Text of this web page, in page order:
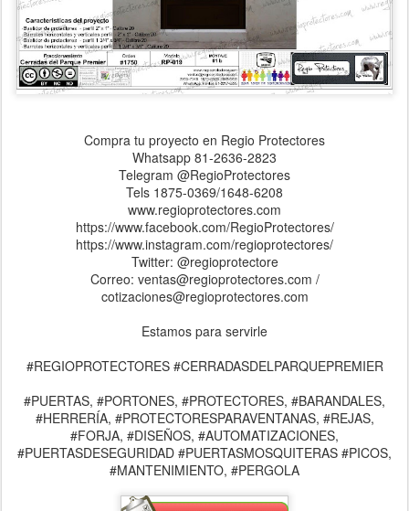
Compra tu proyecto en Regio Protectores
Whatsapp 81-2636-2823
Telegram @RegioProtectores
Tels 1875-0369/1648-6208
www.regioprotectores.com
https://www.facebook.com/RegioProtectores/
https://www.instagram.com/regioprotectores/
Twitter: @regioprotectore
Correo: ventas@regioprotectores.com /
cotizaciones@regioprotectores.com
Estamos para servirle
#REGIOPROTECTORES #CERRADASDELPARQUEPREMIER
#PUERTAS, #PORTONES, #PROTECTORES, #BARANDALES,
#HERRERÍA, #PROTECTORESPARAVENTANAS, #REJAS,
#FORJA, #DISEÑOS, #AUTOMATIZACIONES,
#PUERTASDESEGURIDAD #PUERTASMOSQUITERAS #PICOS,
#MANTENIMIENTO, #PERGOLA